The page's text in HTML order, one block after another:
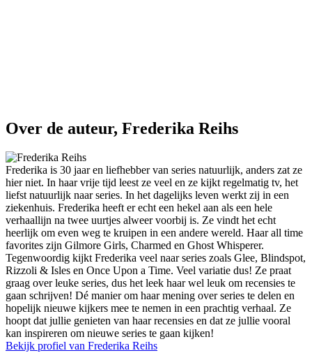
Over de auteur, Frederika Reihs
Frederika is 30 jaar en liefhebber van series natuurlijk, anders zat ze
hier niet. In haar vrije tijd leest ze veel en ze kijkt regelmatig tv, het
liefst natuurlijk naar series. In het dagelijks leven werkt zij in een
ziekenhuis. Frederika heeft er echt een hekel aan als een hele
verhaallijn na twee uurtjes alweer voorbij is. Ze vindt het echt
heerlijk om even weg te kruipen in een andere wereld. Haar all time
favorites zijn Gilmore Girls, Charmed en Ghost Whisperer.
Tegenwoordig kijkt Frederika veel naar series zoals Glee, Blindspot,
Rizzoli & Isles en Once Upon a Time. Veel variatie dus! Ze praat
graag over leuke series, dus het leek haar wel leuk om recensies te
gaan schrijven! Dé manier om haar mening over series te delen en
hopelijk nieuwe kijkers mee te nemen in een prachtig verhaal. Ze
hoopt dat jullie genieten van haar recensies en dat ze jullie vooral
kan inspireren om nieuwe series te gaan kijken!
Bekijk profiel van Frederika Reihs